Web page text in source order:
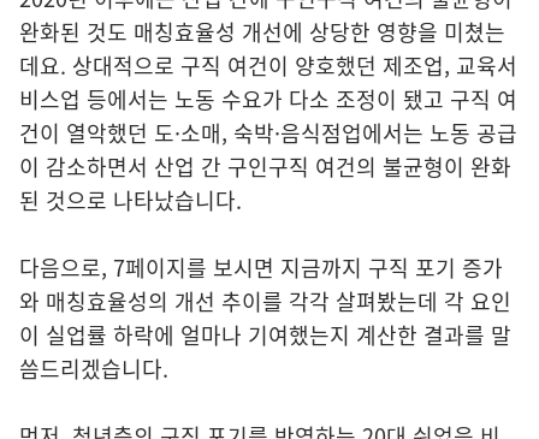
완화된 것도 매칭효율성 개선에 상당한 영향을 미쳤는
데요. 상대적으로 구직 여건이 양호했던 제조업, 교육서
비스업 등에서는 노동 수요가 다소 조정이 됐고 구직 여
건이 열악했던 도·소매, 숙박·음식점업에서는 노동 공급
이 감소하면서 산업 간 구인구직 여건의 불균형이 완화
된 것으로 나타났습니다.
다음으로, 7페이지를 보시면 지금까지 구직 포기 증가
와 매칭효율성의 개선 추이를 각각 살펴봤는데 각 요인
이 실업률 하락에 얼마나 기여했는지 계산한 결과를 말
씀드리겠습니다.